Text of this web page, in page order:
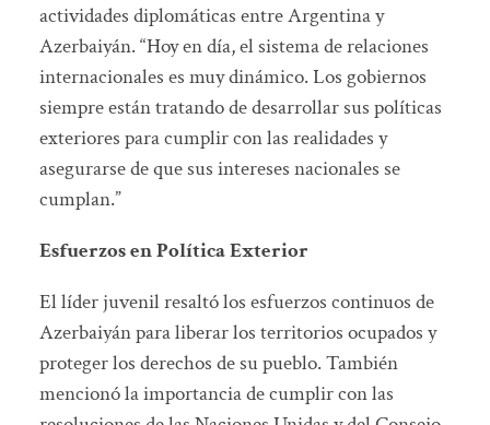
actividades diplomáticas entre Argentina y
Azerbaiyán. “Hoy en día, el sistema de relaciones
internacionales es muy dinámico. Los gobiernos
siempre están tratando de desarrollar sus políticas
exteriores para cumplir con las realidades y
asegurarse de que sus intereses nacionales se
cumplan.”
Esfuerzos en Política Exterior
El líder juvenil resaltó los esfuerzos continuos de
Azerbaiyán para liberar los territorios ocupados y
proteger los derechos de su pueblo. También
mencionó la importancia de cumplir con las